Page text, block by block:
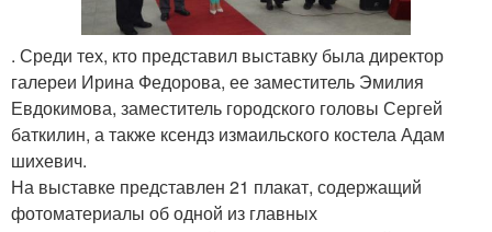
. Среди тех, кто представил выставку была директор
галереи Ирина Федорова, ее заместитель Эмилия
Евдокимова, заместитель городского головы Сергей
баткилин, а также ксендз измаильского костела Адам
шихевич.
На выставке представлен 21 плакат, содержащий
фотоматериалы об одной из главных